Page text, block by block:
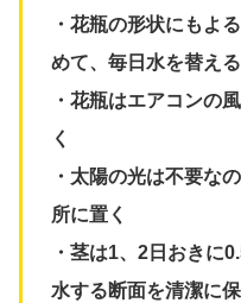
・花瓶の形状にもよ
めて、毎日水を替える
・花瓶はエアコンの
く
・太陽の光は不要な
所に置く
・茎は1、2日おきに
水する断面を清潔に